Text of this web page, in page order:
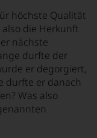
höchste Qualität
die Herkunft
nächste
durfte der
er degorgiert,
durfte er danach
Was also